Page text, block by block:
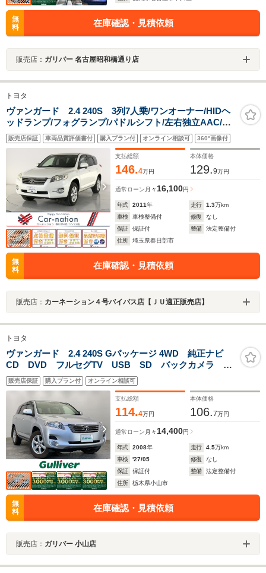
無
料
在庫確認・見積依頼
販売店： ガリバー 名古屋昭和橋通り店
トヨタ
ヴァンガード 2.4 240S 3列7人乗/ワンオーナー/HIDヘ
ッドランプ/フォグランプ/パドルシフト/左右独立AAC/ス
マートキー/プッシュスタート/純正HDDナビ(CD・DVD・
TV・Bluetooth)/ETC/ドラレコ/バックカメラ
販売店保証 車両品質評価書付 購入プラン付 オンライン相談可 360°画像付
支払総額
146.4万円
本体価格
129.9万円
通常ローン 月々 16,100円
年式 2011年 走行 1.3万km
車検
車検整備付 修復
なし
保証
保証付 整備
法定整備付
住所
埼玉県春日部市
無
料
在庫確認・見積依頼
販売店： カーネーション４号バイパス店【ＪＵ適正販売店】
トヨタ
ヴァンガード 2.4 240S Gパッケージ 4WD 純正ナビ
CD DVD フルセグTV USB SD バックカメラ 前
席パワーシート N席シートヒーター クルーズコントロ
ール ダウンヒルアシストコントロール ハロゲンヘッ
ドライト ドライブレコーダー
販売店保証 購入プラン付 オンライン相談可
支払総額
114.4万円
本体価格
106.7万円
通常ローン 月々 14,400円
年式 2008年 走行 4.5万km
車検
'27/05 修復
なし
保証
保証付 整備
法定整備付
住所
栃木県小山市
無
料
在庫確認・見積依頼
販売店： ガリバー 小山店